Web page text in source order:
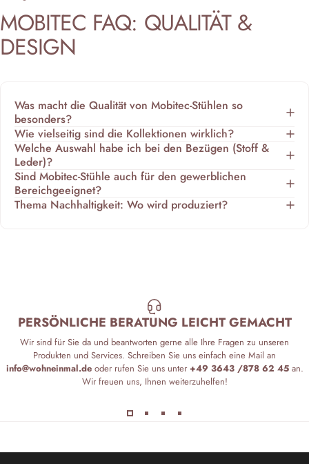
MOBITEC FAQ: QUALITÄT &
DESIGN
Was macht die Qualität von Mobitec-Stühlen so
besonders?
Wie vielseitig sind die Kollektionen wirklich?
Welche Auswahl habe ich bei den Bezügen (Stoff &
Leder)?
Sind Mobitec-Stühle auch für den gewerblichen
Bereichgeeignet?
Thema Nachhaltigkeit: Wo wird produziert?
PERSÖNLICHE BERATUNG LEICHT GEMACHT
Wir sind für Sie da und beantworten gerne alle Ihre Fragen zu unseren
Produkten und Services. Schreiben Sie uns einfach eine Mail an
info@wohneinmal.deoder rufen Sie uns unter+49 3643 /878 62 45an.
Wir freuen uns, Ihnen weiterzuhelfen!